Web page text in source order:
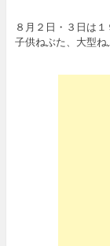
８月２日・３日は１
子供ねぶた、大型ね